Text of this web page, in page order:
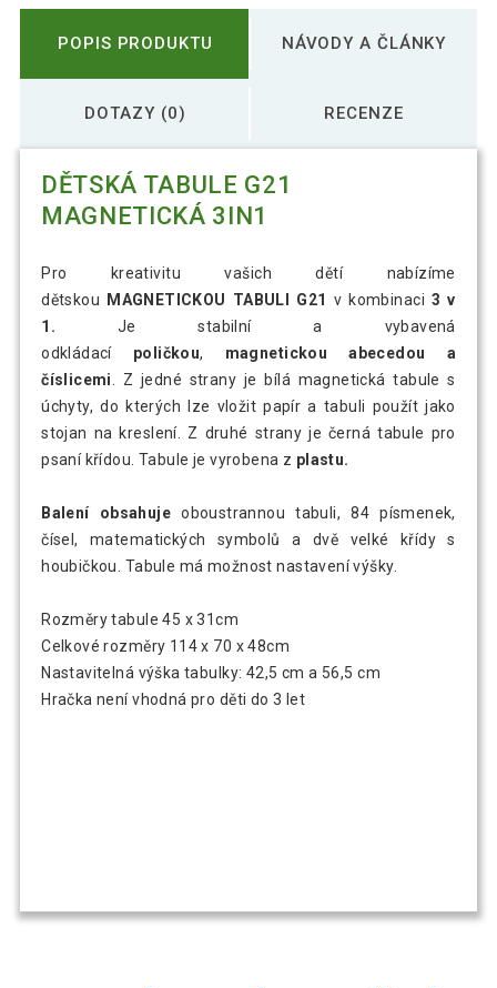
POPIS PRODUKTU NÁVODY A ČLÁNKY
DOTAZY (0) RECENZE
DĚTSKÁ TABULE G21
MAGNETICKÁ 3IN1
Pro kreativitu vašich dětí nabízíme
dětskou
MAGNETICKOU TABULI G21 v kombinaci 3 v
1. Je stabilní a vybavená
odkládací poličkou, magnetickou
abecedou a
číslicemi. Z jedné strany je bílá magnetická tabule s
úchyty, do kterých lze vložit papír a tabuli použít jako
stojan na kreslení. Z druhé strany je černá tabule pro
psaní křídou. Tabule je vyrobena z plastu.
Balení obsahuje oboustrannou tabuli, 84 písmenek,
čísel, matematických symbolů a dvě velké křídy s
houbičkou. Tabule má možnost nastavení výšky.
Rozměry tabule 45 x 31cm
Celkové rozměry 114 x 70 x 48cm
Nastavitelná výška tabulky: 42,5 cm a 56,5 cm
Hračka není vhodná pro děti do 3 let